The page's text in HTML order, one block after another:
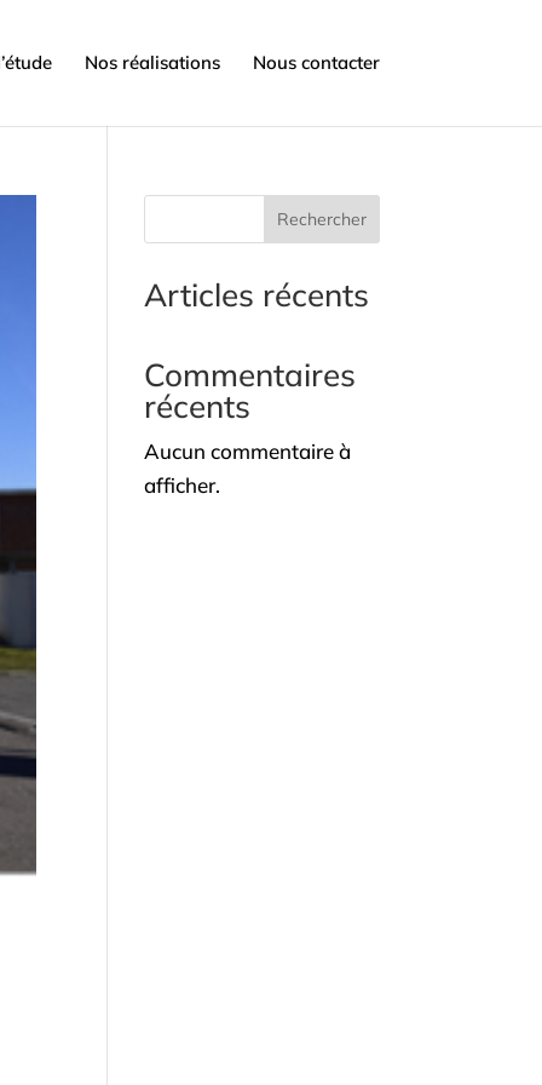
Nos réalisations Nous contacter
Rechercher
Articles récents
Commentaires
récents
Aucun commentaire à
afficher.